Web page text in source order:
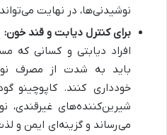
نوشیدنی‌ها، در نهایت
برای کنترل دیابت و قند خون:
افراد دیابتی و کسانی که
باید به شدت از مصرف
خودداری کنند. کاپوچینو
شیرین‌کننده‌های غیرقندی،
می‌رساند و گزینه‌ای ایمن و